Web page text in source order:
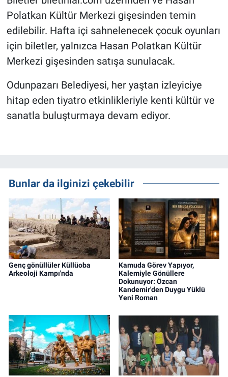
Polatkan Kültür Merkezi gişesinden temin
edilebilir. Hafta içi sahnelenecek çocuk oyunları
için biletler, yalnızca Hasan Polatkan Kültür
Merkezi gişesinden satışa sunulacak.
Odunpazarı Belediyesi, her yaştan izleyiciye
hitap eden tiyatro etkinlikleriyle kenti kültür ve
sanatla buluşturmaya devam ediyor.
Bunlar da ilginizi çekebilir
Genç gönüllüler Küllüoba
Arkeoloji Kampı'nda
Kamuda Görev Yapıyor,
Kalemiyle Gönüllere
Dokunuyor: Özcan
Kandemir'den Duygu Yüklü
Yeni Roman